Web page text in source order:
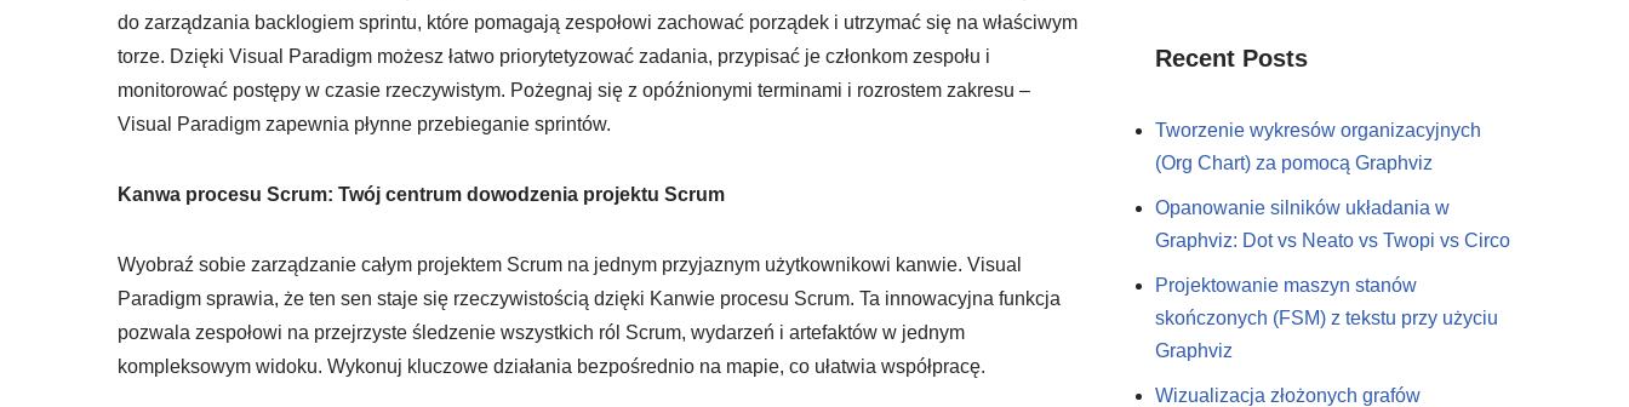
do zarządzania backlogiem sprintu, które pomagają zespołowi zachować porządek i utrzymać się na właściwym
torze. Dzięki Visual Paradigm możesz łatwo priorytetyzować zadania, przypisać je członkom zespołu i
monitorować postępy w czasie rzeczywistym. Pożegnaj się z opóźnionymi terminami i rozrostem zakresu –
Visual Paradigm zapewnia płynne przebieganie sprintów.
Kanwa procesu Scrum: Twój centrum dowodzenia projektu Scrum
Wyobraź sobie zarządzanie całym projektem Scrum na jednym przyjaznym użytkownikowi kanwie. Visual
Paradigm sprawia, że ten sen staje się rzeczywistością dzięki Kanwie procesu Scrum. Ta innowacyjna funkcja
pozwala zespołowi na przejrzyste śledzenie wszystkich ról Scrum, wydarzeń i artefaktów w jednym
kompleksowym widoku. Wykonuj kluczowe działania bezpośrednio na mapie, co ułatwia współpracę.
Recent Posts
Tworzenie wykresów organizacyjnych
(Org Chart) za pomocą Graphviz
Opanowanie silników układania w
Graphviz: Dot vs Neato vs Twopi vs Circo
Projektowanie maszyn stanów
skończonych (FSM) z tekstu przy użyciu
Graphviz
Wizualizacja złożonych grafów